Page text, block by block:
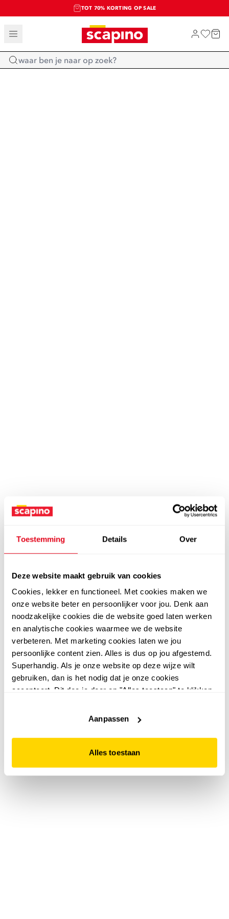
Toestemming Details Over
Deze website maakt gebruik van cookies
Cookies, lekker en functioneel. Met cookies maken we
onze website beter en persoonlijker voor jou. Denk aan
noodzakelijke cookies die de website goed laten werken
en analytische cookies waarmee we de website
verbeteren. Met marketing cookies laten we jou
persoonlijke content zien. Alles is dus op jou afgestemd.
Superhandig. Als je onze website op deze wijze wilt
gebruiken, dan is het nodig dat je onze cookies
accepteert. Dit doe je door op "Alles toestaan" te klikken.
website niet optimaal functioneert.
Aanpassen
Alles toestaan
TOT 70% KORTING OP SALE
SALE: LAATSTE KANS!
SHOP NIEUW
Home